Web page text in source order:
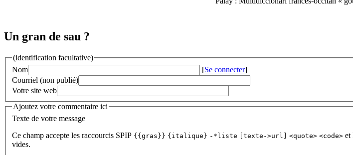
Un gran de sau ?
(identification facultative)
Nom
[Se connecter]
Courriel (non publié)
Votre site web
Ajoutez votre commentaire ici
Texte de votre message
Ce champ accepte les raccourcis SPIP {{gras}} {italique} -*liste [texte->url] <quote> <code> et
vides.